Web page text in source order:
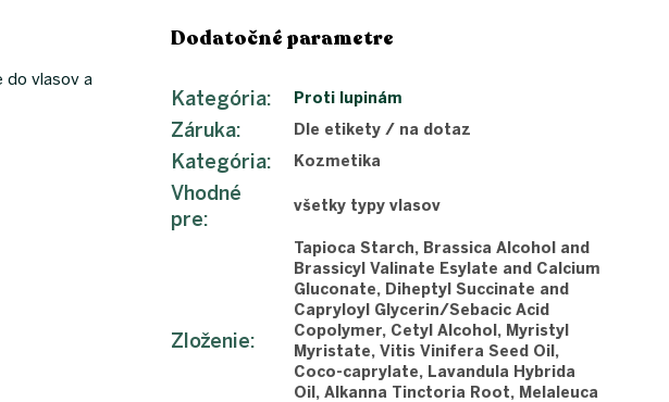
vlasov a
Dodatočné parametre
Kategória: Proti lupinám
Záruka: Dle etikety / na dotaz
Kategória: Kozmetika
Vhodné
pre:
všetky typy vlasov
Zloženie:
Tapioca Starch, Brassica Alcohol and
Brassicyl Valinate Esylate and Calcium
Gluconate, Diheptyl Succinate and
Capryloyl Glycerin/Sebacic Acid
Copolymer, Cetyl Alcohol, Myristyl
Myristate, Vitis Vinifera Seed Oil,
Coco-caprylate, Lavandula Hybrida
Oil, Alkanna Tinctoria Root, Melaleuca